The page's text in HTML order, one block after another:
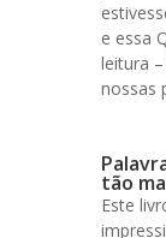
e essa
leitura
nossas
tão
Este